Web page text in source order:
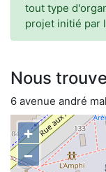
tout type
projet initié par
Nous
6 avenue andré
+
−